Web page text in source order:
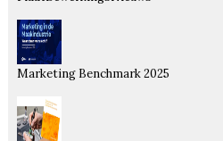
Marketing Benchmark 2025